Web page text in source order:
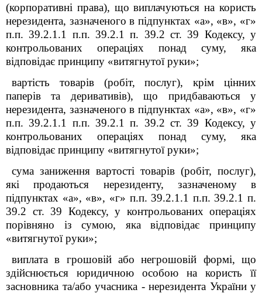
(корпоративні права), що виплачуються на користь
нерезидента, зазначеного в підпунктах «а», «в», «г»
п.п. 39.2.1.1 п.п. 39.2.1 п. 39.2 ст. 39 Кодексу, у
контрольованих операціях понад суму, яка
відповідає принципу «витягнутої руки»;
вартість товарів (робіт, послуг), крім цінних
паперів та деривативів), що придбаваються у
нерезидента, зазначеного в підпунктах «а», «в», «г»
п.п. 39.2.1.1 п.п. 39.2.1 п. 39.2 ст. 39 Кодексу, у
контрольованих операціях понад суму, яка
відповідає принципу «витягнутої руки»;
сума заниження вартості товарів (робіт, послуг),
які продаються нерезиденту, зазначеному в
підпунктах «а», «в», «г» п.п. 39.2.1.1 п.п. 39.2.1 п.
39.2 ст. 39 Кодексу, у контрольованих операціях
порівняно із сумою, яка відповідає принципу
«витягнутої руки»;
виплата в грошовій або негрошовій формі, що
здійснюється юридичною особою на користь її
засновника та/або учасника - нерезидента України у